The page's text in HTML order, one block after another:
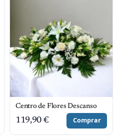
Centro de Flores Descanso
119,90 € Comprar